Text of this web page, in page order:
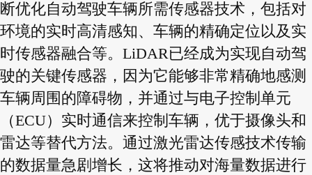
断优化自动驾驶车辆所需传感器技术，包括对
环境的实时高清感知、车辆的精确定位以及实
时传感器融合等。LiDAR已经成为实现自动驾
驶的关键传感器，因为它能够非常精确地感测
车辆周围的障碍物，并通过与电子控制单元
（ECU）实时通信来控制车辆，优于摄像头和
雷达等替代方法。通过激光雷达传感技术传输
的数据量急剧增长，这将推动对海量数据进行